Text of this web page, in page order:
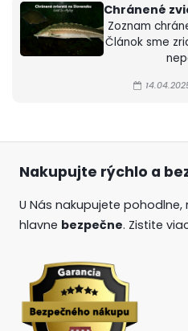
Chránené
Zoznam
Článok sme
Nakupujte rýchlo a
U Nás nakupujete pohodlne,
hlavne bezpečne. Zistite